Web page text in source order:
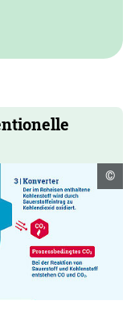
©